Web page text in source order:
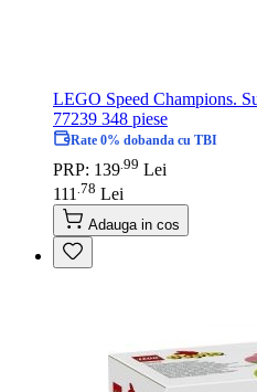
LEGO Speed Champions.
77239 348 piese
Rate 0% dobanda cu TBI
PRP: 139 99 Lei
111 78 Lei
Adauga in cos